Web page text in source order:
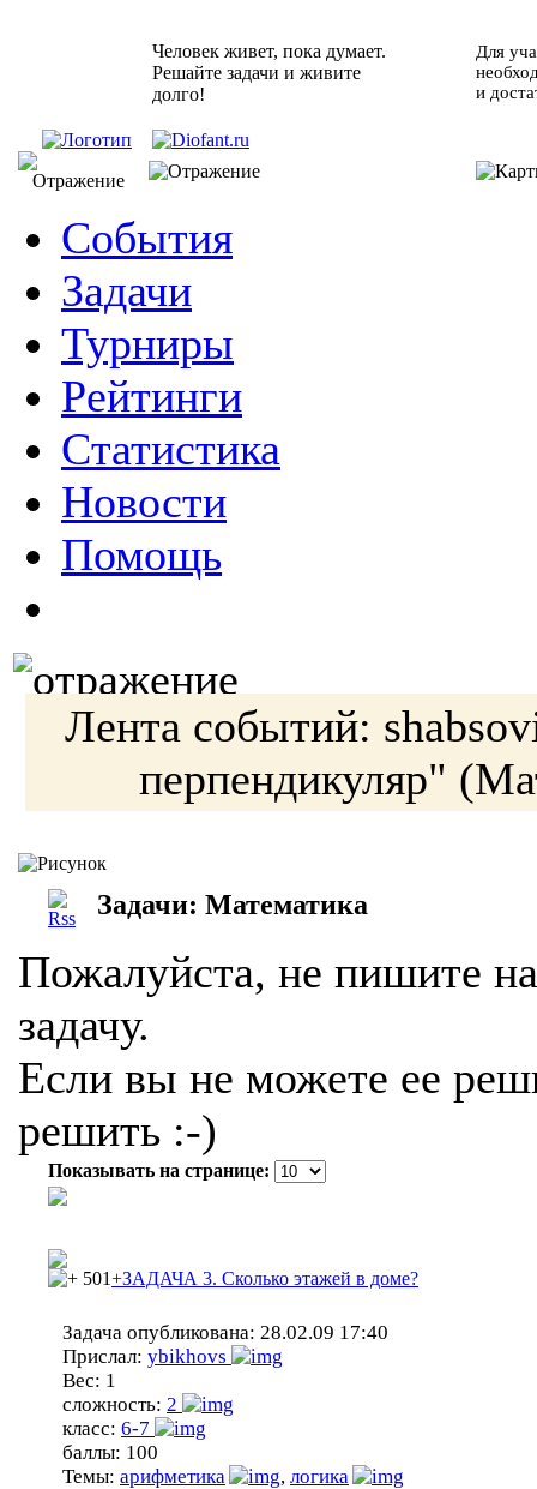
Человек живет, пока думает.
Решайте задачи и живите
долго!
Для
и
События
Задачи
Турниры
Рейтинги
Статистика
Новости
Помощь
Лента событий:
перпендикуляр"
Задачи: Математика
Пожалуйста, не пишите
задачу.
Если вы не можете ее
решить :-)
Показывать на странице:
501+ЗАДАЧА 3. Сколько этажей в доме?
Задача опубликована: 28.02.09 17:40
Прислал: ybikhovs
Вес: 1
сложность: 2
класс: 6-7
баллы: 100
Темы: арифметика , логика